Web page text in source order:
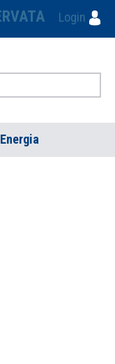
Login